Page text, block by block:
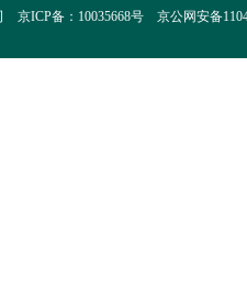
京ICP备：10035668号 京公网安备